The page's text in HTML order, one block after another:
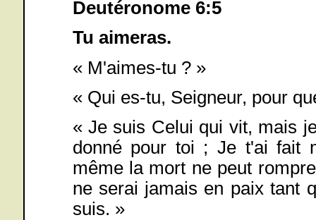
Deutéronome 6:5
Tu aimeras.
« M'aimes-tu ? »
« Qui es-tu, Seigneur, pour
« Je suis Celui qui vit, mais
donné pour toi ; Je t'ai fait
même la mort ne peut
ne serai jamais en paix tant
suis. »